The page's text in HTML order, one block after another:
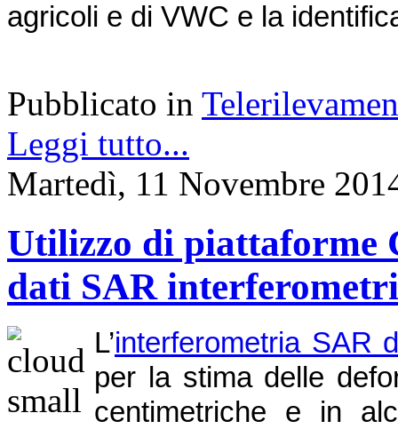
agricoli e di VWC e la
Pubblicato in
Leggi tutto...
Martedì, 11 Novembre
Utilizzo di piattaforme
dati SAR
L’interferometria SAR
per la stima delle
centimetriche e in